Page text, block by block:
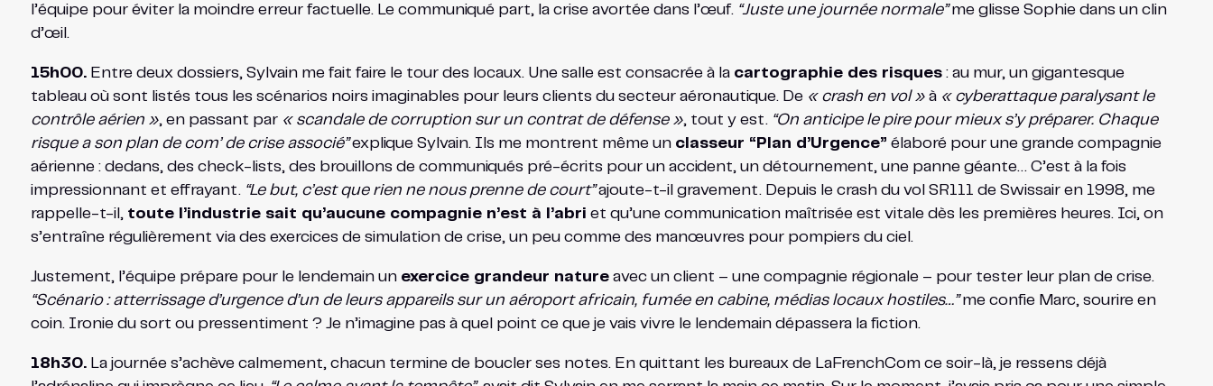
l’équipe pour éviter la moindre erreur factuelle. Le communiqué part, la crise avortée dans l’œuf. “Juste une journée normale”me glisse Sophie dans un clin
d’œil.
15h00.Entre deux dossiers, Sylvain me fait faire le tour des locaux. Une salle est consacrée à la cartographie des risques: au mur, un gigantesque
tableau où sont listés tous les scénarios noirs imaginables pour leurs clients du secteur aéronautique. De « crash en vol »à « cyberattaque paralysant le
contrôle aérien », en passant par « scandale de corruption sur un contrat de défense », tout y est. “On anticipe le pire pour mieux s’y préparer. Chaque
risque a son plan de com’ de crise associé”explique Sylvain. Ils me montrent même un classeur “Plan d’Urgence” élaboré pour une grande compagnie
aérienne : dedans, des check-lists, des brouillons de communiqués pré-écrits pour un accident, un détournement, une panne géante… C’est à la fois
impressionnant et effrayant. “Le but, c’est que rien ne nous prenne de court”ajoute-t-il gravement. Depuis le crash du vol SR111 de Swissair en 1998, me
rappelle-t-il, toute l’industrie sait qu’aucune compagnie n’est à l’abri et qu’une communication maîtrisée est vitale dès les premières heures. Ici, on
s’entraîne régulièrement via des exercices de simulation de crise, un peu comme des manœuvres pour pompiers du ciel.
Justement, l’équipe prépare pour le lendemain un exercice grandeur natureavec un client – une compagnie régionale – pour tester leur plan de crise.
“Scénario : atterrissage d’urgence d’un de leurs appareils sur un aéroport africain, fumée en cabine, médias locaux hostiles…”me confie Marc, sourire en
coin. Ironie du sort ou pressentiment ? Je n’imagine pas à quel point ce que je vais vivre le lendemain dépassera la fiction.
18h30.La journée s’achève calmement, chacun termine de boucler ses notes. En quittant les bureaux de LaFrenchCom ce soir-là, je ressens déjà